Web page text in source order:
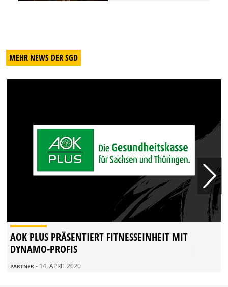
MEHR NEWS DER SGD
AOK PLUS PRÄSENTIERT FITNESSEINHEIT MIT
DYNAMO-PROFIS
PARTNER - 14. APRIL 2020